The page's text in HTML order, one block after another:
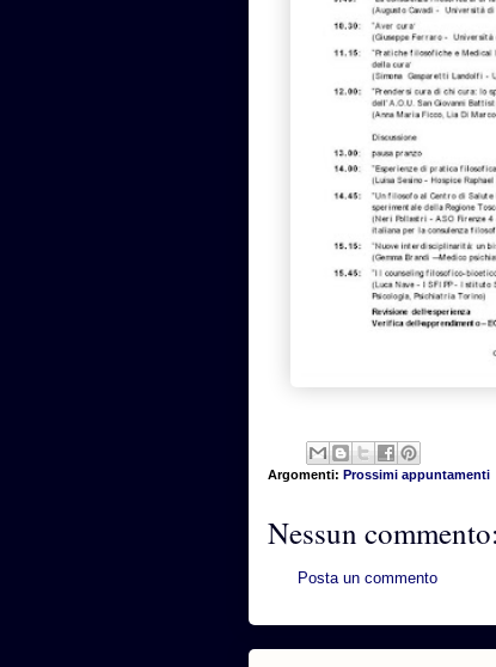
Argomenti: Prossimi appuntamenti
Nessun commento:
Posta un commento